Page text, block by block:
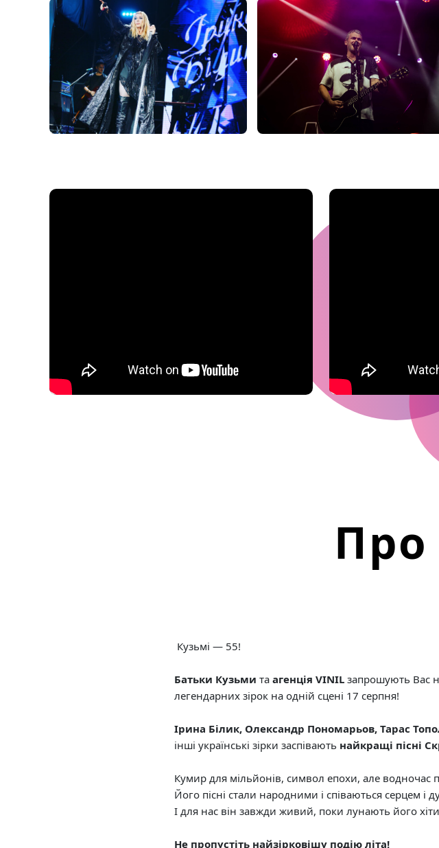
Про
Кузьмі — 55!
Батьки Кузьми та агенція VINILзапрошують Вас
легендарних зірок на одній сцені 17 серпня!
Ірина Білик, Олександр Пономарьов, Тарас
інші українські зірки заспівають найкращі пісні
Кумир для мільйонів, символ епохи, але водночас
Його пісні стали народними і співаються серцем і
І для нас він завжди живий, поки лунають його
Не пропустіть найзірковішу подію літа!